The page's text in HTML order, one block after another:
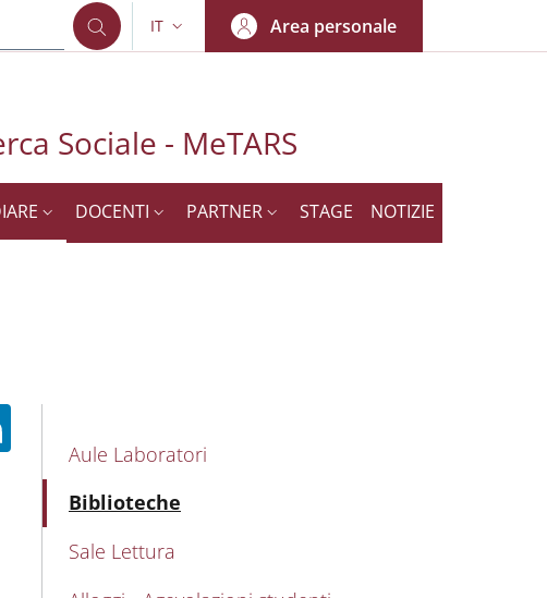
SELETTORE LINGUA: CURRENT LANGUAGE
IT Area personale
Sociale - MeTARS
DOCENTI PARTNER STAGE NOTIZIE
MAIN NAVIGATION
Aule Laboratori
Biblioteche
Sale Lettura